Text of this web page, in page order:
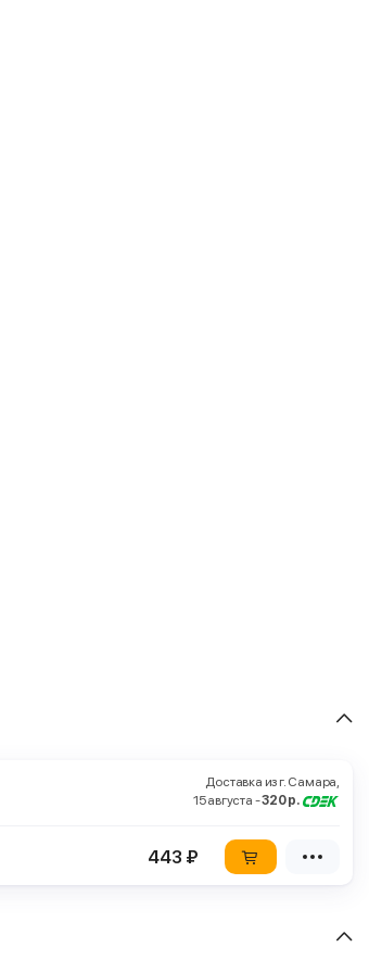
Доставка из г. Самара,
15 августа -320 р.
443 ₽